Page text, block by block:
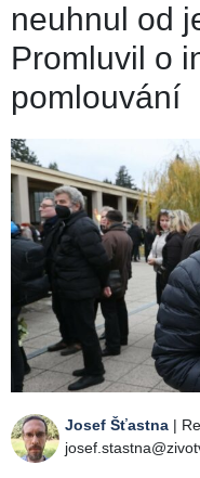
neuhnul od
Promluvil o
pomlouvání
Josef Šťastna |